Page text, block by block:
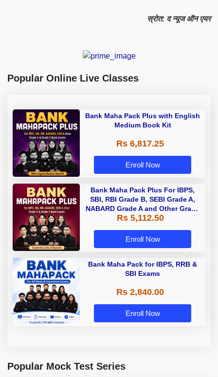
स्रोत: द न्यूज ऑन एयर
Popular Online Live Classes
Bank Maha Pack Plus with English
Medium Book Kit
Rs 6,817.25
Enroll Now
Bank Maha Pack Plus For IBPS,
SBI, RBI Grade B, SEBI Grade A,
NABARD Grade A and Other Grade
A & Grade B Bank Exams
Rs 5,112.50
Enroll Now
Bank Maha Pack for IBPS, RRB &
SBI Exams
Rs 2,840.00
Enroll Now
Popular Mock Test Series